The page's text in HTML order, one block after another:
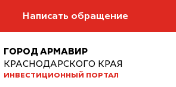
Написать обращение
ГОРОД АРМАВИР
КРАСНОДАРСКОГО КРАЯ
ИНВЕСТИЦИОННЫЙ ПОРТАЛ